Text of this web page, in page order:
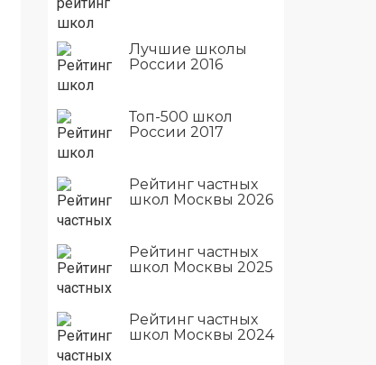
Лучшие школы
России 2016
Топ-500 школ
России 2017
Рейтинг частных
школ Москвы 2026
Рейтинг частных
школ Москвы 2025
Рейтинг частных
школ Москвы 2024